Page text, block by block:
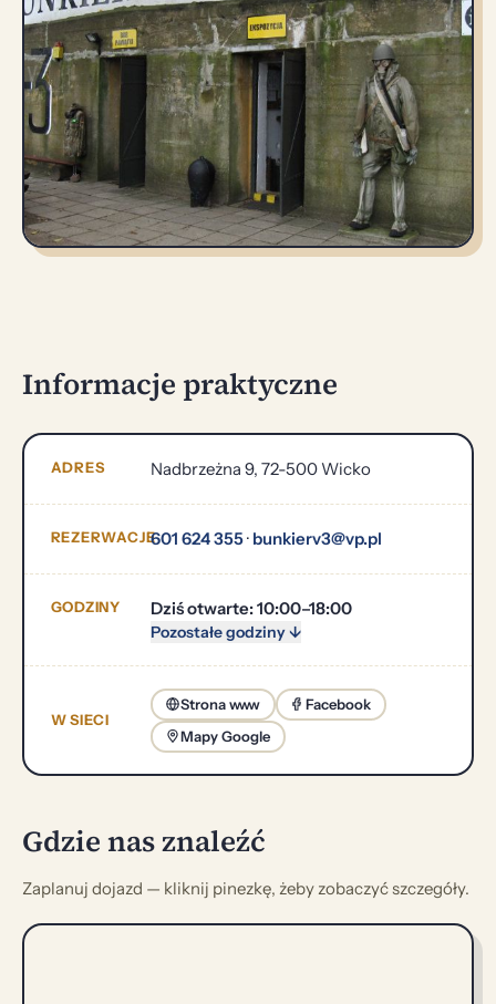
Informacje praktyczne
ADRES Nadbrzeżna 9, 72-500 Wicko
REZERWACJE601 624 355· bunkierv3@vp.pl
GODZINY Dziś otwarte: 10:00–18:00
Pozostałe godziny ↓
W SIECI
Strona www
Facebook
Mapy Google
Gdzie nas znaleźć
Zaplanuj dojazd — kliknij pinezkę, żeby zobaczyć szczegóły.